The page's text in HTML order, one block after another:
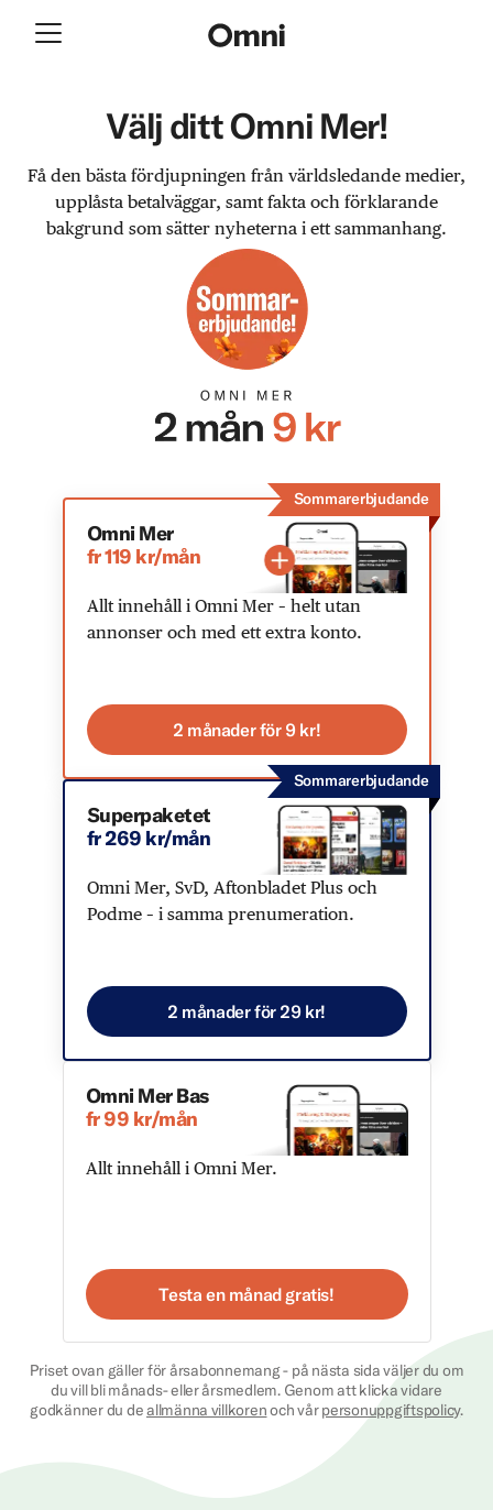
Välj ditt Omni Mer!
Få den bästa fördjupningen från världsledande medier,
upplåsta betalväggar, samt fakta och förklarande
bakgrund som sätter nyheterna i ett sammanhang.
Sommarerbjudande
Omni Mer
fr 119 kr/mån
Allt innehåll i Omni Mer – helt utan
annonser och med ett extra konto.
2 månader för 9 kr!
Sommarerbjudande
Superpaketet
fr 269 kr/mån
Omni Mer, SvD, Aftonbladet Plus och
Podme – i samma prenumeration.
2 månader för 29 kr!
Omni Mer Bas
fr 99 kr/mån
Allt innehåll i Omni Mer.
Testa en månad gratis!
Priset ovan gäller för årsabonnemang - på nästa sida väljer du om
du vill bli månads- eller årsmedlem. Genom att klicka vidare
godkänner du deallmänna villkorenoch vårpersonuppgiftspolicy.